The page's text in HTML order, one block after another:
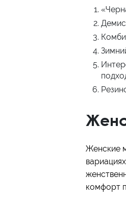
Женские
комфорт